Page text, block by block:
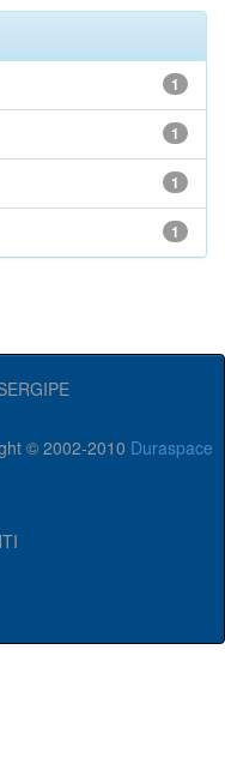
1
1
1
1
© 2002-2010 Duraspace